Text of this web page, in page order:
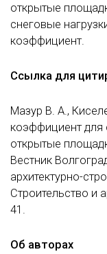
открытые
снеговые
коэффициент.
Ссылка для
Мазур В. А.,
коэффициент для
открытые
Вестник
архитектурно-
Строительство и
41.
Об авторах